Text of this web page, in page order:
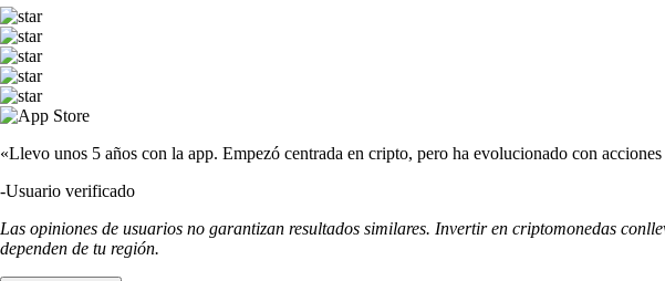
«Llevo unos 5 años con la app. Empezó centrada en cripto, pero ha evolucionado con
-Usuario verificado
Las opiniones de usuarios no garantizan resultados similares. Invertir en criptomonedas
dependen de tu región.